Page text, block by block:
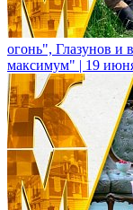
огонь", Глазунов и
максимум" | 19